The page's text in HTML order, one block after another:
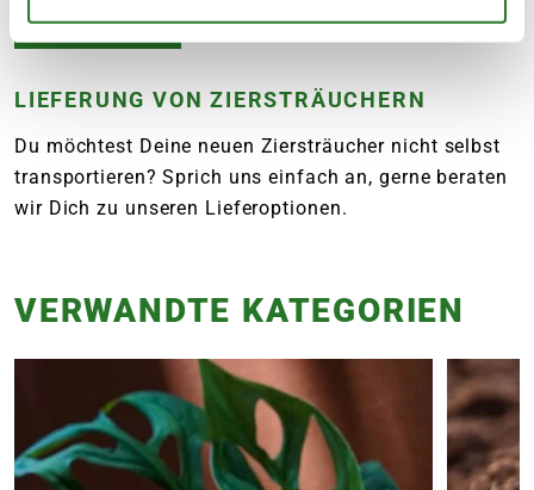
Filiale finden
LIEFERUNG VON ZIERSTRÄUCHERN
Du möchtest Deine neuen Ziersträucher nicht selbst
transportieren? Sprich uns einfach an, gerne beraten
wir Dich zu unseren Lieferoptionen.
VERWANDTE KATEGORIEN